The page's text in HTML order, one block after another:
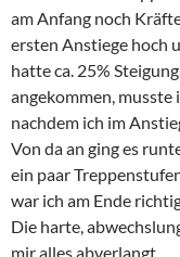
am Anfang noch
ersten Anstiege hoch
hatte ca. 25%
angekommen,
nachdem ich im
Von da an ging es
ein paar
war ich am Ende
Die harte,
mir alles abverlangt.